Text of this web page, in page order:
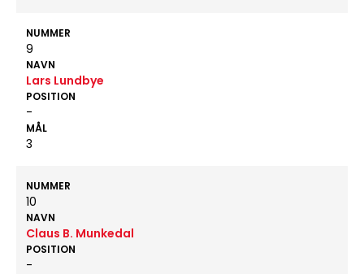
NUMMER
9
NAVN
Lars Lundbye
POSITION
-
MÅL
3
NUMMER
10
NAVN
Claus B. Munkedal
POSITION
-